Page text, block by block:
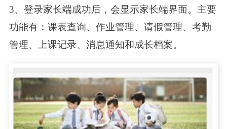
3、登录家长端成功后，会显示家长端界面。主要
功能有：课表查询、作业管理、请假管理、考勤
管理、上课记录、消息通知和成长档案。